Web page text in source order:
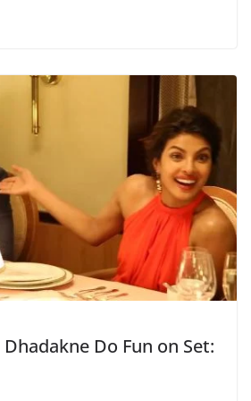
Do Fun on Set: